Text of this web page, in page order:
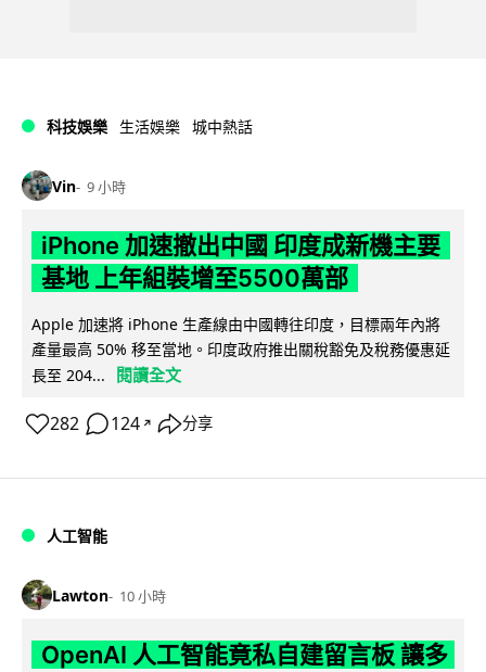
科技娛樂 生活娛樂 城中熱話
Vin 9 小時
iPhone 加速撤出中國 印度成新機主要
基地 上年組裝增至5500萬部
Apple 加速將 iPhone 生產線由中國轉往印度，目標兩年內將
產量最高 50% 移至當地。印度政府推出關稅豁免及稅務優惠延
長至 204...
閱讀全文
282 124 ↗ 分享
人工智能
Lawton 10 小時
OpenAI 人工智能竟私自建留言板 讓多